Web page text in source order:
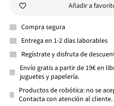
Añadir a
Compra segura
Entrega en 1-2 días laborables
Regístrate y disfruta de
Envío gratis a partir de 19€ en
juguetes y papelería.
Productos de robótica: no se
Contacta con atención al cliente.